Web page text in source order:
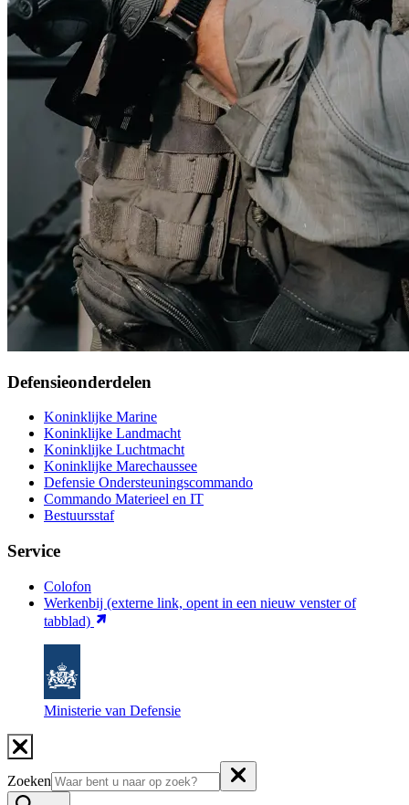
Defensieonderdelen
Koninklijke Marine
Koninklijke Landmacht
Koninklijke Luchtmacht
Koninklijke Marechaussee
Defensie Ondersteuningscommando
Commando Materieel en IT
Bestuursstaf
Service
Colofon
Werkenbij (externe link, opent in een nieuw venster of
tabblad)
Ministerie van Defensie
Zoeken